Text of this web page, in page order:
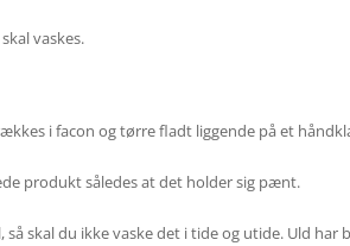
vaskes.
i facon og tørre fladt liggende på et
produkt således at det holder sig pænt.
skal du ikke vaske det i tide og utide. Uld